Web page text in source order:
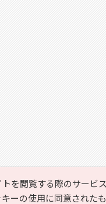
を閲覧する際のサー
ーの使用に同意された